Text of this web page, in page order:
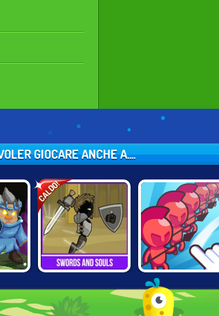
GIOCARE ANCHE A....
CALDO!
SOULS
DRAW ATTACK